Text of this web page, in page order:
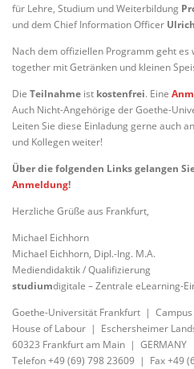
für Lehre, Studium und Weiterbildung
und dem Chief Information Officer
Nach dem offiziellen Programm geht
together mit Getränken und kleinen
Die Teilnahme ist kostenfrei. Eine
Auch Nicht-Angehörige der Goethe-
Leiten Sie diese Einladung gerne auch
und Kollegen weiter!
Über die folgenden Links gelangen
Anmeldung!
Herzliche Grüße aus Frankfurt,
Michael Eichhorn
Michael Eichhorn, Dipl.-Ing. M.A.
Mediendidaktik / Qualifizierung
studiumdigitale – Zentrale eLearning-
Goethe-Universität Frankfurt | Campus
House of Labour | Eschersheimer
60323 Frankfurt am Main | GERMANY
Telefon +49 (69) 798 23609 | Fax +49